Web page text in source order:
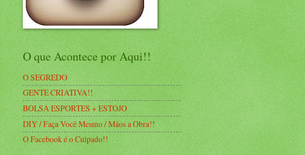
O que Acontece por Aqui!!
O SEGREDO
GENTE CRIATIVA!!
BOLSA ESPORTES + ESTOJO
DIY / Faça Você Mesmo / Mãos a Obra!!
O Facebook é o Culpado!!